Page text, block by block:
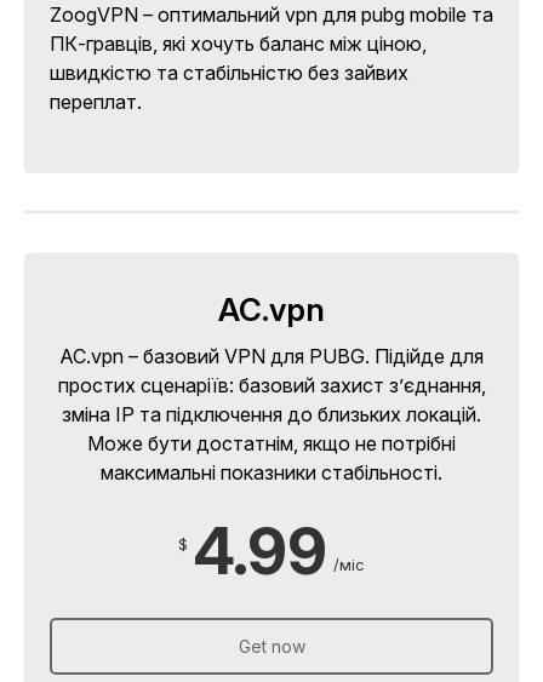
ZoogVPN – оптимальний vpn для pubg mobile та
ПК-гравців, які хочуть баланс між ціною,
швидкістю та стабільністю без зайвих
переплат.
AC.vpn
AC.vpn – базовий VPN для PUBG. Підійде для
простих сценаріїв: базовий захист з’єднання,
зміна IP та підключення до близьких локацій.
Може бути достатнім, якщо не потрібні
максимальні показники стабільності.
$ 4.99 /міс
Get now